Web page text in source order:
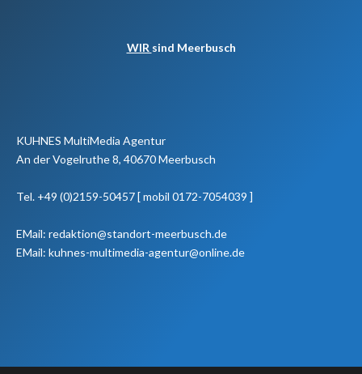
WIR sind Meerbusch
KUHNES MultiMedia Agentur
An der Vogelruthe 8, 40670 Meerbusch
Tel. +49 (0)2159-50457 [ mobil 0172-7054039 ]
EMail: redaktion@standort-meerbusch.de
EMail: kuhnes-multimedia-agentur@online.de